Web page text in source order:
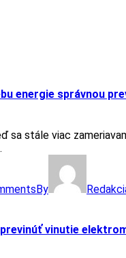
energie správnou
sa stále viac
By
vinutie